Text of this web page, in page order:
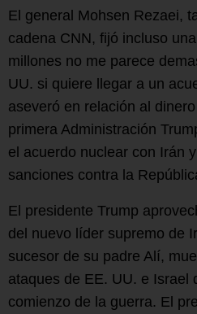
El general Mohsen Rezaei,
cadena CNN, fijó incluso
millones no me parece
UU. si quiere llegar a un
aseveró en relación al
primera Administración
el acuerdo nuclear con Irán
sanciones contra la
El presidente Trump
del nuevo líder supremo de
sucesor de su padre Alí,
ataques de EE. UU. e Israel
comienzo de la guerra. El